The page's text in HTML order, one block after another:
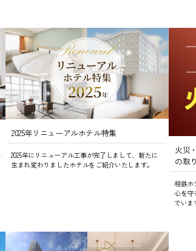
2025年リニューアルホテル特集
2025年にリニューアル工事が完了しまして、新たに
生まれ変わりましたホテルをご紹介いたします。
火災
の取
相鉄ホ
心を守
でいま